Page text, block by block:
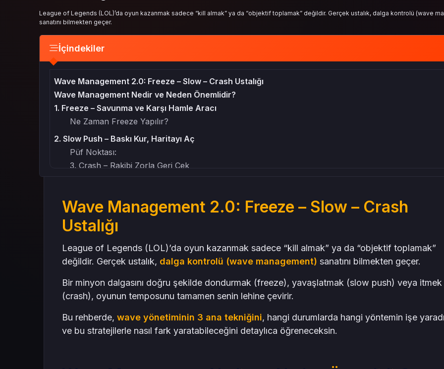
League of Legends (LOL)’da oyun kazanmak sadece “kill almak” ya da “objektif toplamak” değildir. Gerçek ustalık, dalga kontrolü (wave
sanatını bilmekten geçer.
İçindekiler
Wave Management 2.0: Freeze – Slow – Crash Ustalığı
Wave Management Nedir ve Neden Önemlidir?
1. Freeze – Savunma ve Karşı Hamle Aracı
Ne Zaman Freeze Yapılır?
2. Slow Push – Baskı Kur, Haritayı Aç
Püf Noktası:
3. Crash – Rakibi Zorla Geri Çek
RP Satın Almak ve Şampiyon Ustalığı
Profesyonellerden Bir Tavsiye:
Mas4Games ile Oyunun Ritim Ustası Ol
Wave Management 2.0: Freeze – Slow – Crash
Ustalığı
League of Legends (LOL)’da oyun kazanmak sadece “kill almak” ya da “objektif toplamak”
değildir. Gerçek ustalık, dalga kontrolü (wave management) sanatını bilmekten geçer.
Bir minyon dalgasını doğru şekilde dondurmak (freeze), yavaşlatmak (slow push) veya itmek
(crash), oyunun temposunu tamamen senin lehine çevirir.
Bu rehberde, wave yönetiminin 3 ana tekniğini, hangi durumlarda hangi yöntemin işe
ve bu stratejilerle nasıl fark yaratabileceğini detaylıca öğreneceksin.